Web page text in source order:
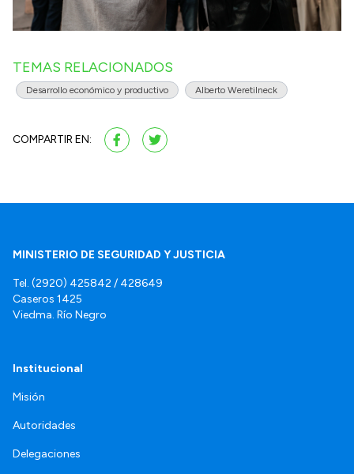
TEMAS RELACIONADOS
Desarrollo económico y productivo Alberto Weretilneck
COMPARTIR EN:
MINISTERIO DE SEGURIDAD Y JUSTICIA
Tel. (2920) 425842 / 428649
Caseros 1425
Viedma. Río Negro
Institucional
Misión
Autoridades
Delegaciones